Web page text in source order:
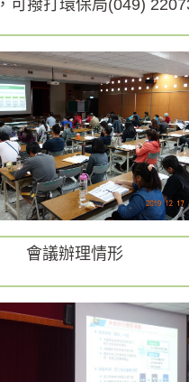
可撥打環保局(049)
會議辦理情形